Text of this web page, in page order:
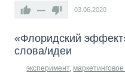
— 03.06.2020
«Флоридский
слова/идеи
эксперимент,